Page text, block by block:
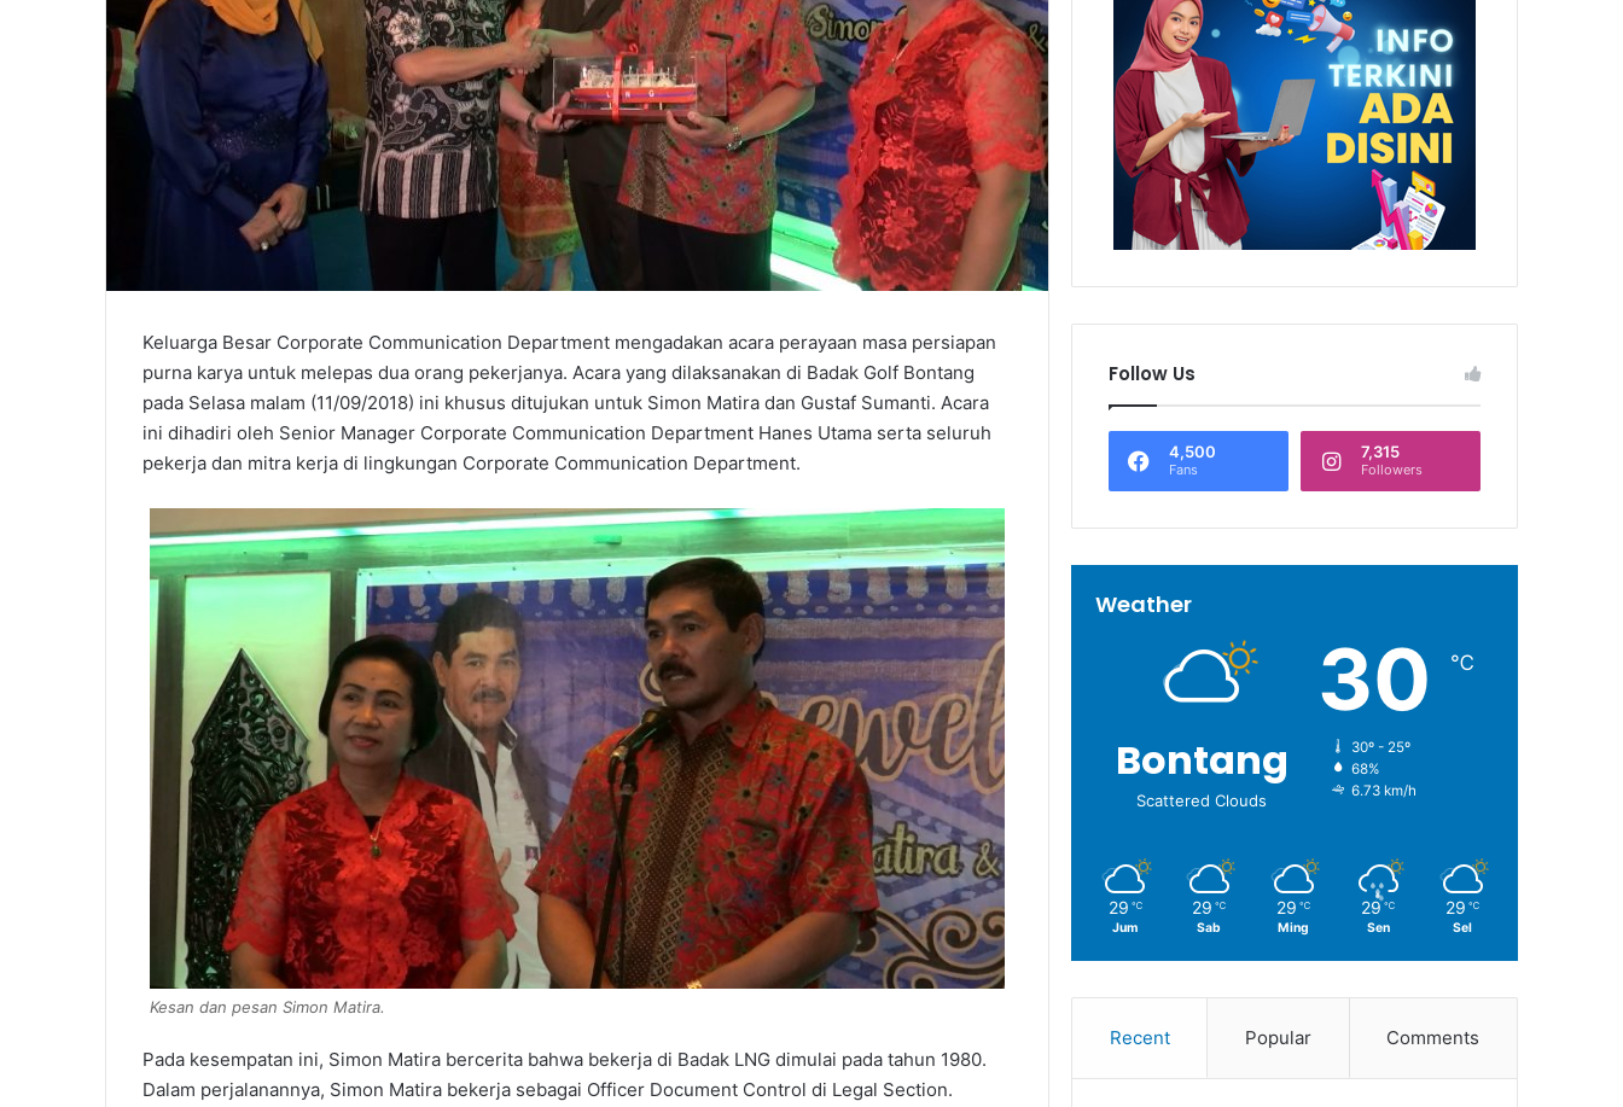
Keluarga Besar Corporate Communication Department mengadakan acara perayaan masa persiapan
purna karya untuk melepas dua orang pekerjanya. Acara yang dilaksanakan di Badak Golf Bontang
pada Selasa malam (11/09/2018) ini khusus ditujukan untuk Simon Matira dan Gustaf Sumanti. Acara
ini dihadiri oleh Senior Manager Corporate Communication Department Hanes Utama serta seluruh
pekerja dan mitra kerja di lingkungan Corporate Communication Department.
Kesan dan pesan Simon Matira.
Pada kesempatan ini, Simon Matira bercerita bahwa bekerja di Badak LNG dimulai pada tahun 1980.
Dalam perjalanannya, Simon Matira bekerja sebagai Officer Document Control di Legal Section.
Follow Us
4,500
Fans
7,315
Followers
Weather
Bontang
Scattered Clouds
30 ℃
30º - 25º
68%
6.73 km/h
29 ℃
Jum
29 ℃
Sab
29 ℃
Ming
29 ℃
Sen
29 ℃
Sel
Recent Popular Comments